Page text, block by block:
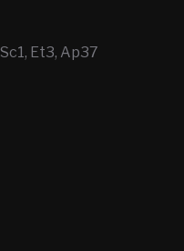
Et3, Ap37